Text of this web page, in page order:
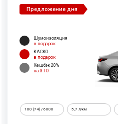
Предложение дня
Шумоизоляция
в подарок
КАСКО
в подарок
Кешбэк 20%
на 3 ТО
100 (74) / 6000 5,7 л/км